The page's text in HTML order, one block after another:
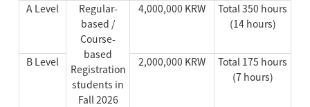
A Level
Regular-
based /
Course-
based
Registration
students in
Fall 2026
4,000,000 KRW
Total 350 hours
(14 hours)
B Level 2,000,000 KRW
Total 175 hours
(7 hours)